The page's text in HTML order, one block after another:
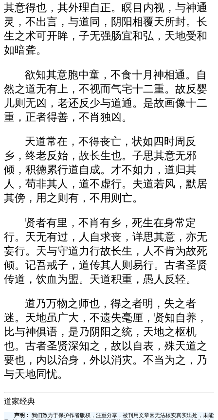
其意得也，其外理自正。瞑目内视，与神通
灵，不出言，与道同，阴阳相覆天所封。长
生之术可开眸，子无强肠宜和弘，天地受和
如暗聋。
欲知其意胞中童，不食十月神相通。自
然之道无有上，不视而气宅十二重。故反婴
儿则无凶，老还反少与道通。是故画像十二
重，正者得善，不肖独凶。
天道常在，不得丧亡，状如四时周反
乡，终老反始，故长生也。子思其意无邪
倾，积德累行道自成。才不如力，道归其
人，苟非其人，道不虚行。夫道若风，默居
其傍，用之则有，不用则亡。
贤者有里，不肖有乡，死生在身常定
行。天无有过，人自求丧，详思其意，亦无
妄行。天与守道力行故长生，人不肯为故死
倾。记吾戒子，道传其人则易行。古者圣贤
传道，饮血为盟。天道积重，愚人反轻。
道乃万物之师也，得之者明，失之者
迷。天地虽广大，不遗失毫厘，贤知自养，
比与神俱语，是乃阴阳之统，天地之枢机
也。古者圣贤深知之，故以自表，殊天道之
要也，内以治身，外以消灾。不当为之，乃
与天地同忧。
道家经典
声明：
我们致力于保护作者版权，注重分享，被刊用文章因无法核实真实出处，未能